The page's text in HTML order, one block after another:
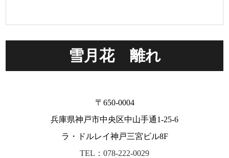
雪月花 離れ
〒650-0004
兵庫県神戸市中央区中山手通1-25-6
ラ・ドルレイ神戸三宮ビル8F
TEL：078-222-0029